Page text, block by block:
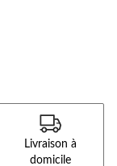
Livraison à
domicile